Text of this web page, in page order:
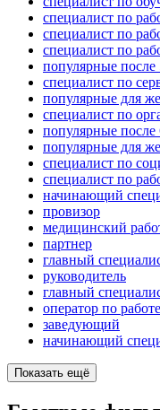
специалист по
специалист по
специалист по
популярные после
специалист по
популярные для
специалист по
популярные после
популярные для
специалист по
специалист по
начинающий
провизор
медицинский
партнер
главный
руководитель
главный
оператор по
заведующий
начинающий
Показать ещё